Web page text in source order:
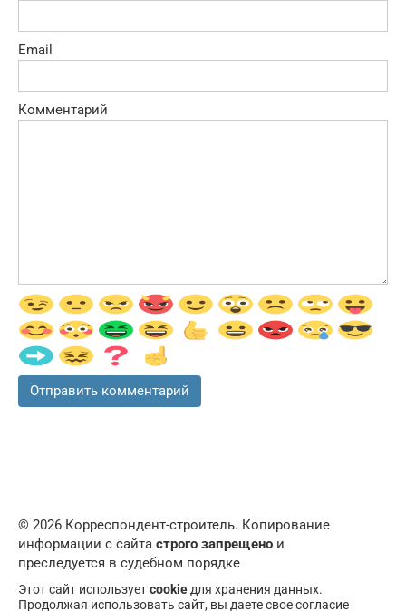
Email
Комментарий
© 2026 Корреспондент-строитель. Копирование
информации с сайта строго запрещено и
преследуется в судебном порядке
Этот сайт используетcookie для хранения данных.
Продолжая использовать сайт, вы даете свое согласие